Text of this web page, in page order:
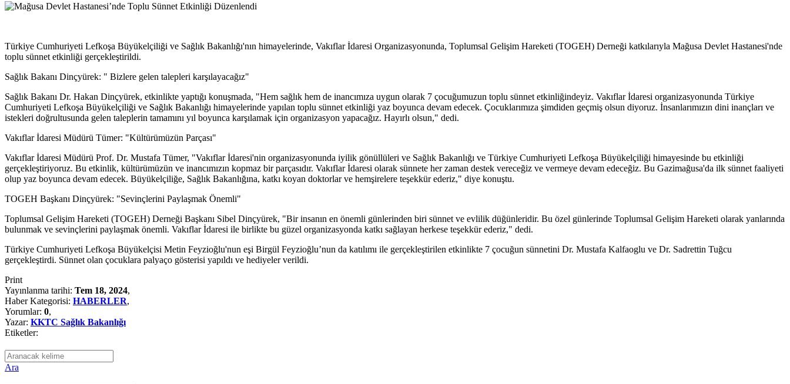
Türkiye Cumhuriyeti Lefkoşa Büyükelçiliği ve Sağlık Bakanlığı'nın himayelerinde, Vakıflar İdaresi Organizasyonunda, Toplumsal Gelişim Hareketi (TOGEH) Derneği katkılarıyla Mağusa Devlet Hastanesi'nde
toplu sünnet etkinliği gerçekleştirildi.
Sağlık Bakanı Dinçyürek: " Bizlere gelen talepleri karşılayacağız"
Sağlık Bakanı Dr. Hakan Dinçyürek, etkinlikte yaptığı konuşmada, "Hem sağlık hem de inancımıza uygun olarak 7 çocuğumuzun toplu sünnet etkinliğindeyiz. Vakıflar İdaresi organizasyonunda Türkiye
Cumhuriyeti Lefkoşa Büyükelçiliği ve Sağlık Bakanlığı himayelerinde yapılan toplu sünnet etkinliği yaz boyunca devam edecek. Çocuklarımıza şimdiden geçmiş olsun diyoruz. İnsanlarımızın dini inançları ve
istekleri doğrultusunda gelen taleplerin tamamını yıl boyunca karşılamak için organizasyon yapacağız. Hayırlı olsun," dedi.
Vakıflar İdaresi Müdürü Tümer: "Kültürümüzün Parçası"
Vakıflar İdaresi Müdürü Prof. Dr. Mustafa Tümer, "Vakıflar İdaresi'nin organizasyonunda iyilik gönüllüleri ve Sağlık Bakanlığı ve Türkiye Cumhuriyeti Lefkoşa Büyükelçiliği himayesinde bu etkinliği
gerçekleştiriyoruz. Bu etkinlik, kültürümüzün ve inancımızın kopmaz bir parçasıdır. Vakıflar İdaresi olarak sünnete her zaman destek vereceğiz ve vermeye devam edeceğiz. Bu Gazimağusa'da ilk sünnet faaliyeti
olup yaz boyunca devam edecek. Büyükelçiliğe, Sağlık Bakanlığına, katkı koyan doktorlar ve hemşirelere teşekkür ederiz," diye konuştu.
TOGEH Başkanı Dinçyürek: "Sevinçlerini Paylaşmak Önemli"
Toplumsal Gelişim Hareketi (TOGEH) Derneği Başkanı Sibel Dinçyürek, "Bir insanın en önemli günlerinden biri sünnet ve evlilik düğünleridir. Bu özel günlerinde Toplumsal Gelişim Hareketi olarak yanlarında
bulunmak ve sevinçlerini paylaşmak önemli. Vakıflar İdaresi ile birlikte bu güzel organizasyonda katkı sağlayan herkese teşekkür ederiz," dedi.
Türkiye Cumhuriyeti Lefkoşa Büyükelçisi Metin Feyzioğlu'nun eşi Birgül Feyzioğlu’nun da katılımı ile gerçekleştirilen etkinlikte 7 çocuğun sünnetini Dr. Mustafa Kalfaoglu ve Dr. Sadrettin Tuğcu
gerçekleştirdi. Sünnet olan çocuklara palyaço gösterisi yapıldı ve hediyeler verildi.
Print
Yayınlanma tarihi: Tem 18, 2024,
Haber Kategorisi: HABERLER,
Yorumlar: 0,
Yazar: KKTC Sağlık Bakanlığı
Etiketler:
Ara